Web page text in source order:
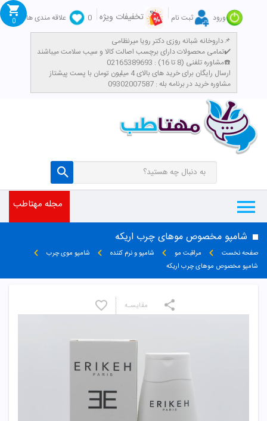
ورود ثبت نام تخفیفات ویژه 0
علاقه مندی ها
داروخانه شبانه روزی دکتر رویا میرنظامی📌
تمامی محصولات دارای برچسب اصالت کالا و سیب سلامت میباشند✔️
مشاوره تلفنی (8 تا 16) : 02165389693☎️
​ارسال رایگان برای خرید های بالای 4 میلیون تومان با پست پیشتاز
مشاوره خرید در برنامه بله : 09302007587
0
مجله مهتاطب
شامپو مخصوص موهای چرب اریکه
صفحه نخست مراقبت مو شامپو و نرم کننده
شامپو موی چرب
شامپو مخصوص موهای چرب اریکه
مقایسـه